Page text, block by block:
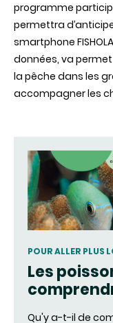
programme
permettra
smartphone
données, va
la pêche dans les
accompagner les
POUR ALLER PLUS
Les
Qu'y a-t-il de